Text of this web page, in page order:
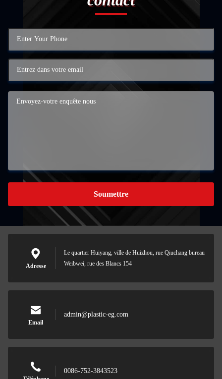
Soumettre
Adresse
Le quartier Huiyang, ville de Huizhou, rue Qiuchang bureau
Weibwei, rue des Blancs 154
Email
admin@plastic-eg.com
0086-752-3843523